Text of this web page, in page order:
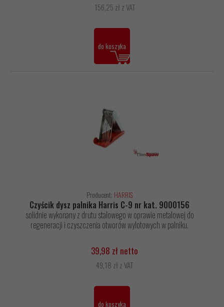
156,25 zł z VAT
do koszyka
Producent: HARRIS
Czyścik dysz palnika Harris C-9 nr kat. 9000156
solidnie wykonany z drutu stalowego w oprawie metalowej do
regeneracji i czyszczenia otworów wylotowych w palniku.
39,98 zł netto
49,18 zł z VAT
do koszyka